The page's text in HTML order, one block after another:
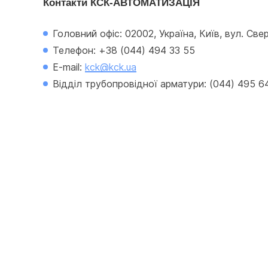
Головний офіс: 02002, Україна, Київ, вул.
Телефон: +38 (044) 494 33 55
E-mail: kck@kck.ua
Відділ трубопровідної арматури: (044) 495